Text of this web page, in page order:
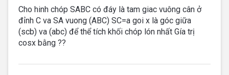
Cho hinh chóp SABC có đáy là tam giac vuông cân ở
đỉnh C va SA vuong (ABC) SC=a goi x là góc giữa
(scb) va (abc) để thể tích khối chóp lón nhất Gía trị
cosx bằng ??